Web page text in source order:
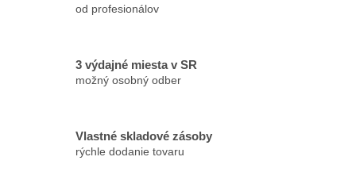
od profesionálov
3 výdajné miesta v SR
možný osobný odber
Vlastné skladové zásoby
rýchle dodanie tovaru